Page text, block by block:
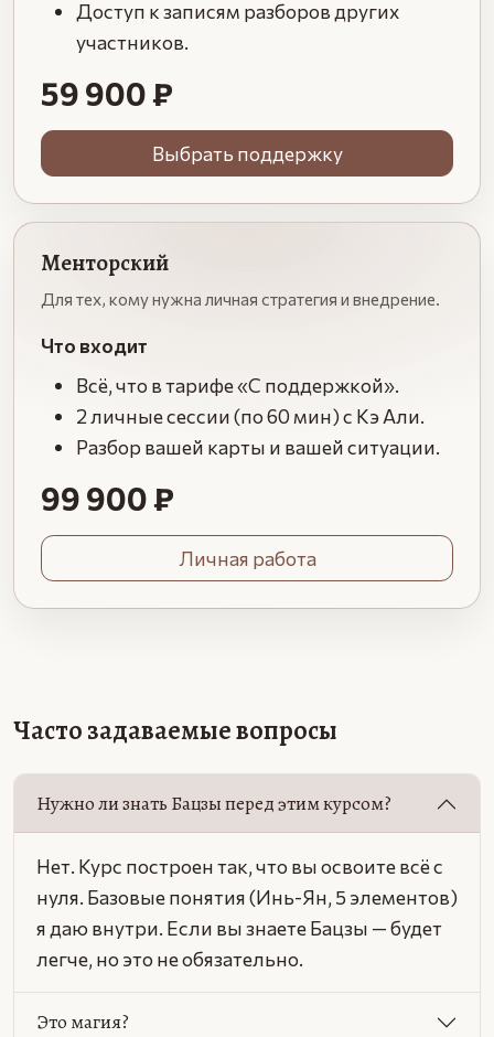
Доступ к записям разборов других
участников.
59 900 ₽
Выбрать поддержку
Менторский
Для тех, кому нужна личная стратегия и внедрение.
Что входит
Всё, что в тарифе «С поддержкой».
2 личные сессии (по 60 мин) с Кэ Али.
Разбор вашей карты и вашей ситуации.
99 900 ₽
Личная работа
Часто задаваемые вопросы
Нужно ли знать Бацзы перед этим курсом?
Нет. Курс построен так, что вы освоите всё с
нуля. Базовые понятия (Инь-Ян, 5 элементов)
я даю внутри. Если вы знаете Бацзы — будет
легче, но это не обязательно.
Это магия?